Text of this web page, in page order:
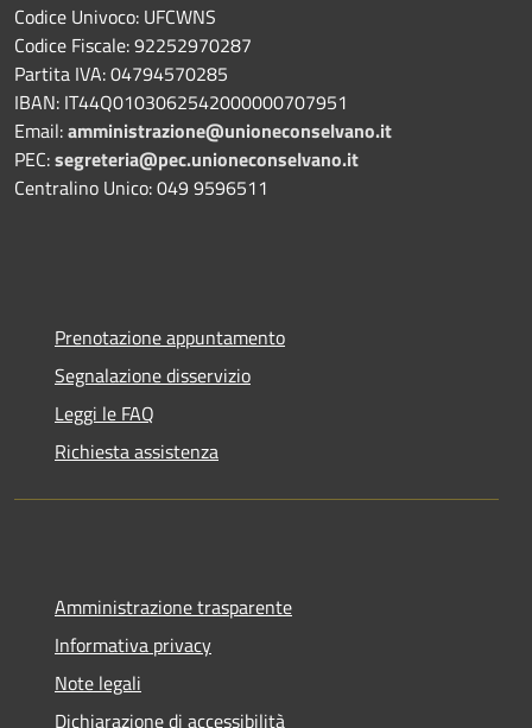
Codice Univoco: UFCWNS
Codice Fiscale: 92252970287
Partita IVA: 04794570285
IBAN: IT44Q0103062542000000707951
Email:amministrazione@unioneconselvano.it
PEC:segreteria@pec.unioneconselvano.it
Centralino Unico: 049 9596511
Prenotazione appuntamento
Segnalazione disservizio
Leggi le FAQ
Richiesta assistenza
Amministrazione trasparente
Informativa privacy
Note legali
Dichiarazione di accessibilità